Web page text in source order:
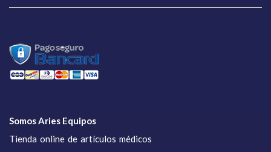
Somos Aries Equipos
Tienda online de artículos médicos